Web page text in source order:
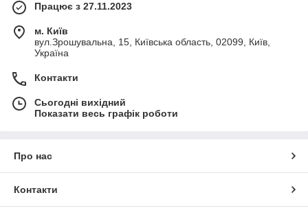
Працює з 27.11.2023
м. Київ
вул.Зрошувальна, 15, Київська область, 02099, Київ,
Україна
Контакти
Сьогодні вихідний
Показати весь графік роботи
Про нас
Контакти